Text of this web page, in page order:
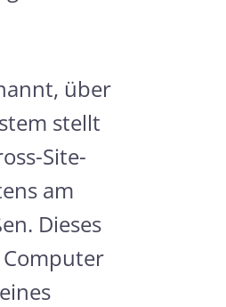
über
stellt
Site-
am
Dieses